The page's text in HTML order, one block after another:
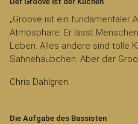
„Groove ist ein fundamentaler
Atmosphäre. Er lässt
Leben. Alles andere sind tolle
Sahnehäubchen. Aber der
Chris Dahlgren
Die Aufgabe des Bassisten